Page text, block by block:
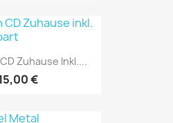
Zuhause Inkl....
€